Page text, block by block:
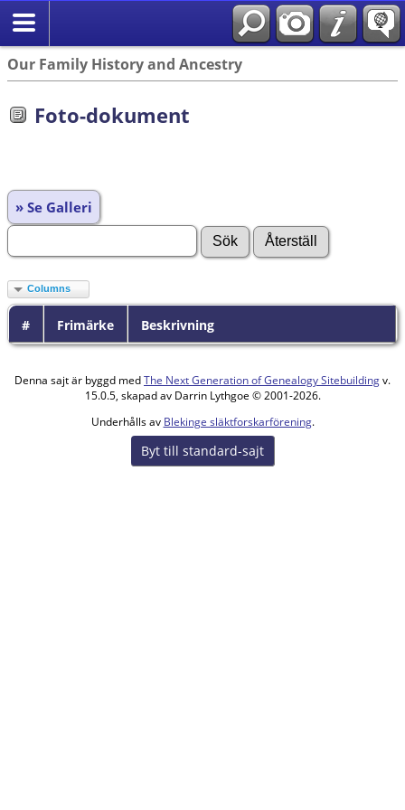
Our Family History and Ancestry
Foto-dokument
» Se Galleri
Columns
# Frimärke Beskrivning
Denna sajt är byggd medThe Next Generation of Genealogy Sitebuildingv.
15.0.5, skapad av Darrin Lythgoe © 2001-2026.
Underhålls av Blekinge släktforskarförening.
Byt till standard-sajt